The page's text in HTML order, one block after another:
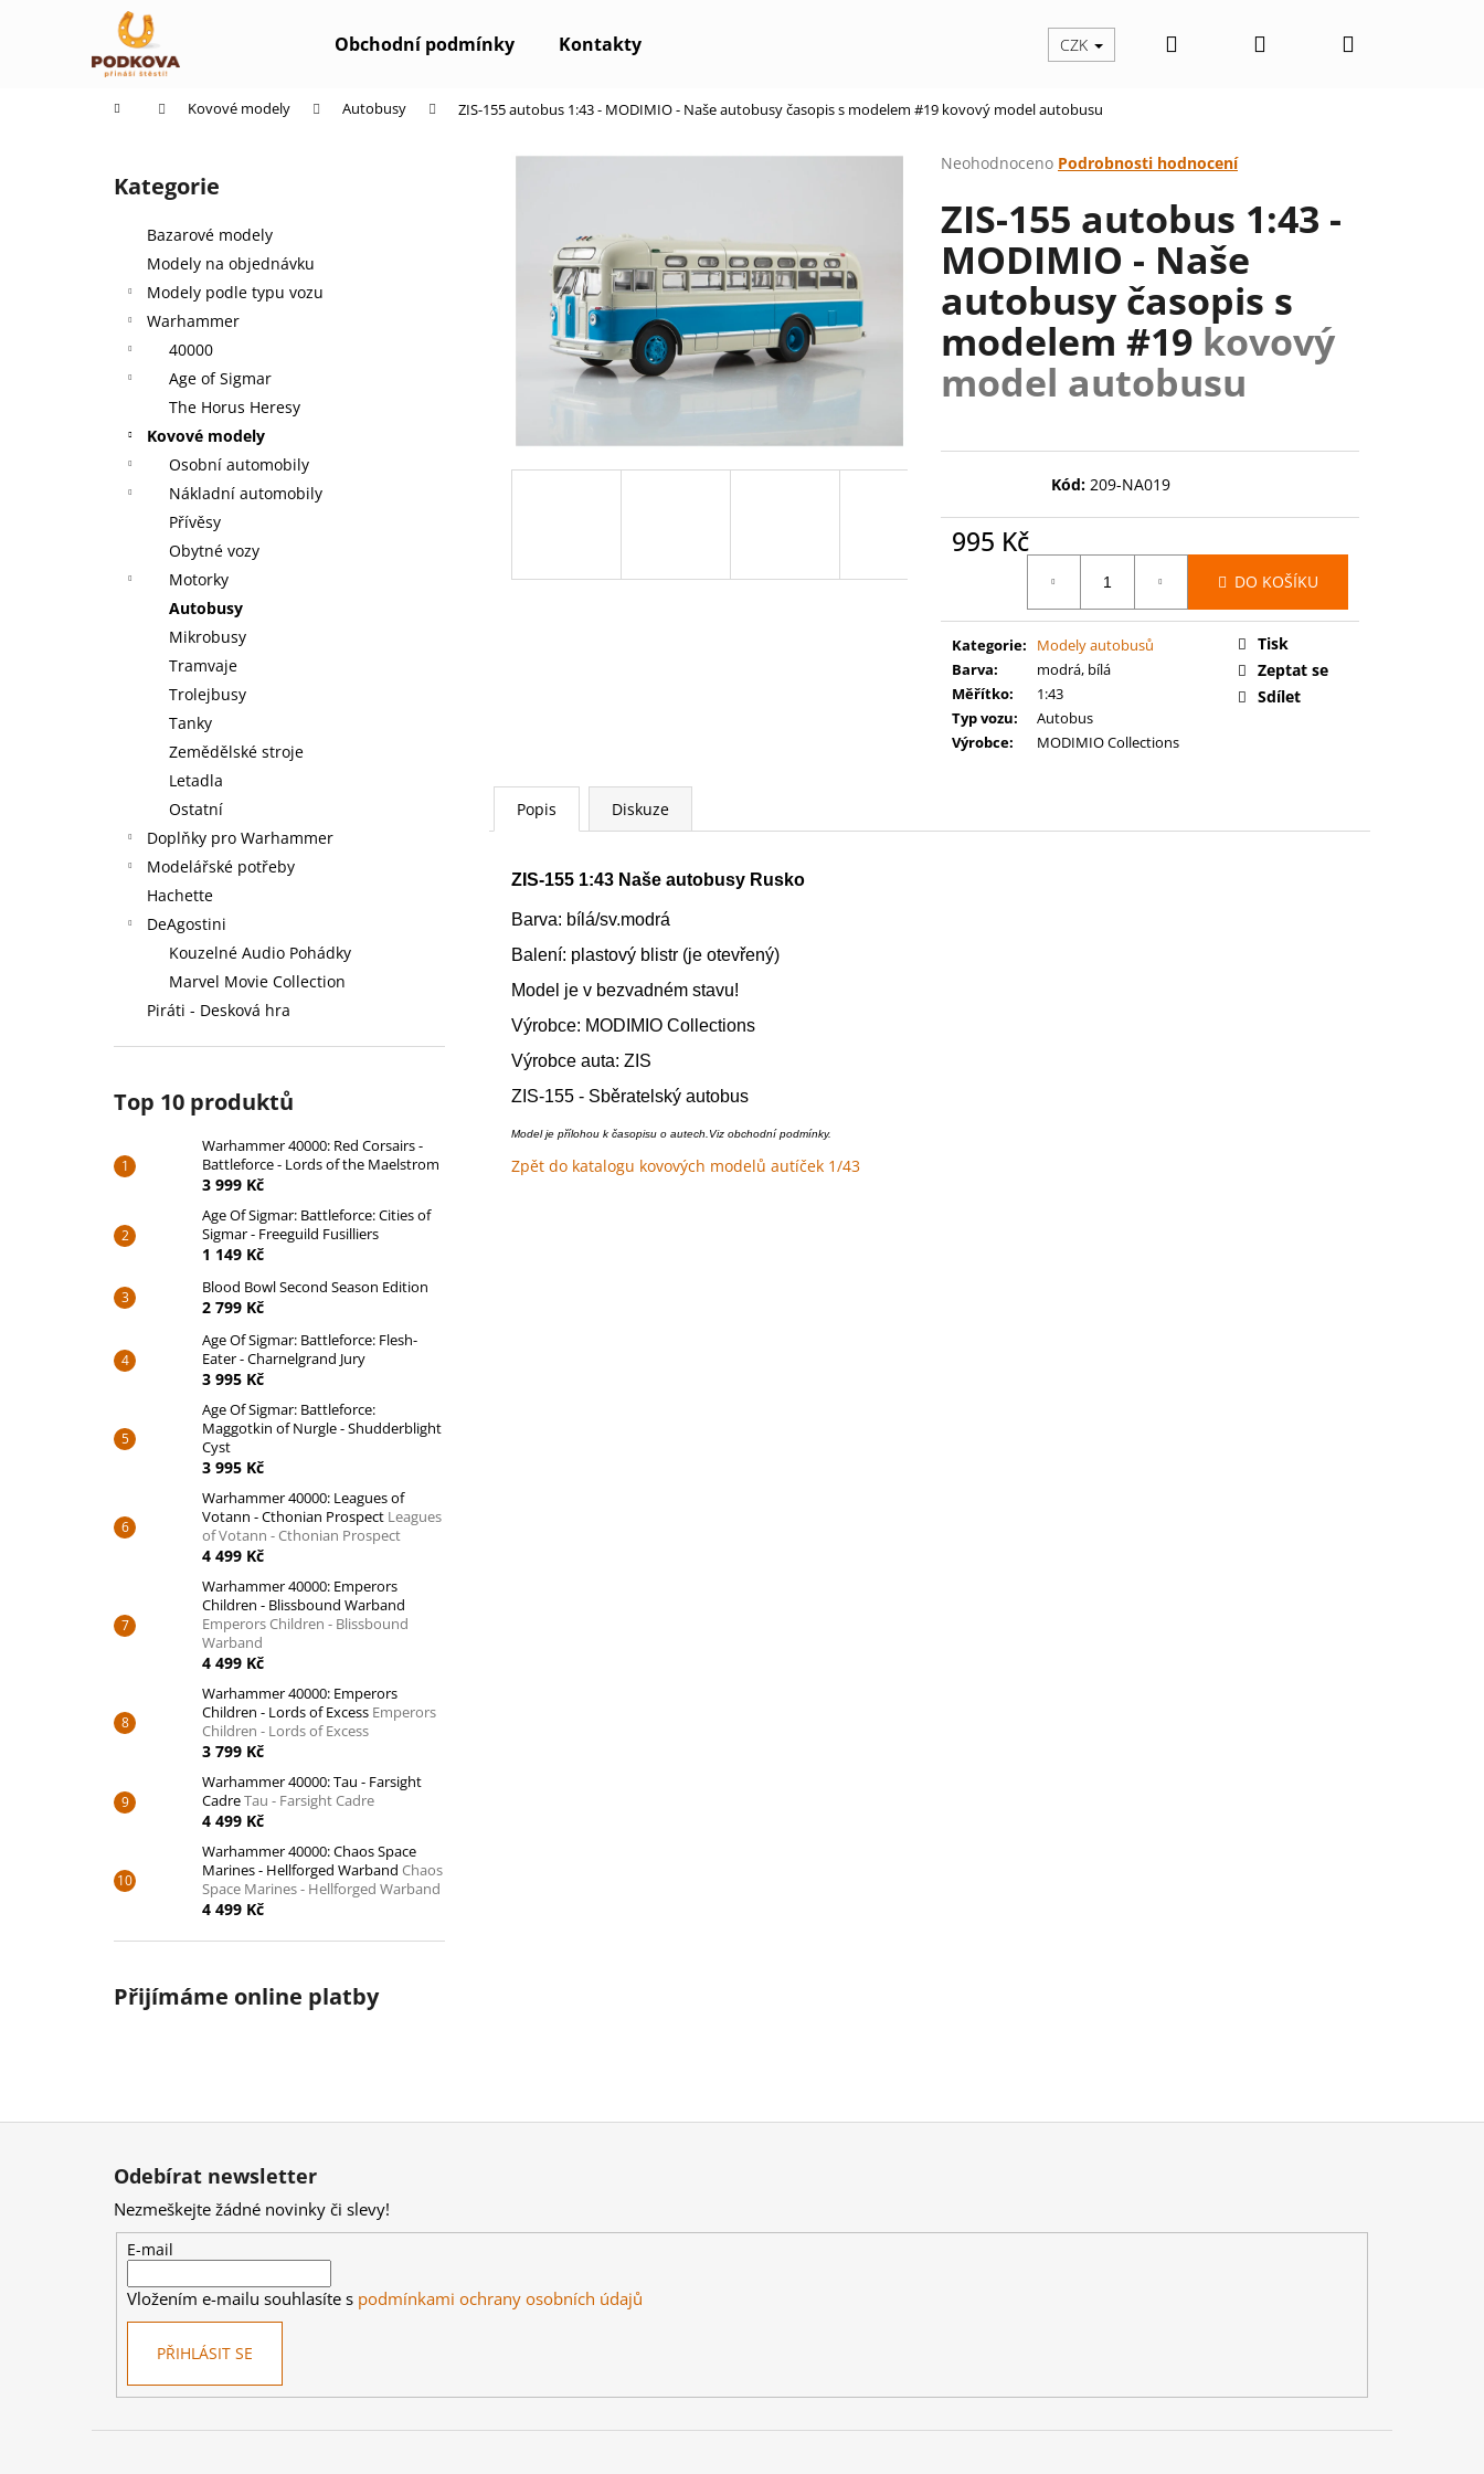
Obchodní podmínky Kontakty CZK Hledat PřihlášeníNákupní
Domů Kovové modely Autobusy ZIS-155 autobus 1:43 - MODIMIO - Naše autobusy časopis s modelem #19 kovový model autobusu
Přeskočit
kategorie
Kategorie
Bazarové modely
Modely na objednávku
Modely podle typu vozu
Warhammer
40000
Age of Sigmar
The Horus Heresy
Kovové modely
Osobní automobily
Nákladní automobily
Přívěsy
Obytné vozy
Motorky
Autobusy
Mikrobusy
Tramvaje
Trolejbusy
Tanky
Zemědělské stroje
Letadla
Ostatní
Doplňky pro Warhammer
Modelářské potřeby
Hachette
DeAgostini
Kouzelné Audio Pohádky
Marvel Movie Collection
Piráti - Desková hra
Top 10 produktů
Warhammer 40000: Red Corsairs -
Battleforce - Lords of the Maelstrom
3 999 Kč
Age Of Sigmar: Battleforce: Cities of
Sigmar - Freeguild Fusilliers
1 149 Kč
Blood Bowl Second Season Edition
2 799 Kč
Age Of Sigmar: Battleforce: Flesh-
Eater - Charnelgrand Jury
3 995 Kč
Age Of Sigmar: Battleforce:
Maggotkin of Nurgle - Shudderblight
Cyst
3 995 Kč
Warhammer 40000: Leagues of
Votann - Cthonian Prospect Leagues
of Votann - Cthonian Prospect
4 499 Kč
Warhammer 40000: Emperors
Children - Blissbound Warband
Emperors Children - Blissbound
Warband
4 499 Kč
Warhammer 40000: Emperors
Children - Lords of Excess Emperors
Children - Lords of Excess
3 799 Kč
Warhammer 40000: Tau - Farsight
CadreTau - Farsight Cadre
4 499 Kč
Warhammer 40000: Chaos Space
Marines - Hellforged Warband Chaos
Space Marines - Hellforged Warband
4 499 Kč
Přijímáme online platby
Průměrné
produktu
je
0,0
hvězdiček.
Neohodnoceno Podrobnosti hodnocení
ZIS-155 autobus 1:43 -
MODIMIO - Naše
autobusy časopis s
modelem #19 kovový
model autobusu
Kód: 209-NA019
995 Kč
DO KOŠÍKU
Kategorie:
Modely autobusů
Barva:
modrá, bílá
Měřítko:
1:43
Typ vozu:
Autobus
Výrobce: MODIMIO Collections
Tisk
Zeptat se
Sdílet
Popis Diskuze
ZIS-155 1:43 Naše autobusy Rusko
Barva: bílá/sv.modrá
Balení: plastový blistr (je otevřený)
Model je v bezvadném stavu!
Výrobce: MODIMIO Collections
Výrobce auta: ZIS
ZIS-155 - Sběratelský autobus
Model je přílohou k časopisu o autech.Viz obchodní podmínky.
Zpět do katalogu kovových modelů autíček 1/43
Zpět
Zpět
Co potřebujete najít?
Doporučujeme
WARHAMMER 40000: RED CORSAIRS -
BATTLEFORCE - LORDS OF THE
MAELSTROM
Z
Odebírat newsletter
Nezmeškejte žádné novinky či slevy!
E-mail
Vložením e-mailu souhlasíte s podmínkami ochrany osobních údajů
PŘIHLÁSIT SE